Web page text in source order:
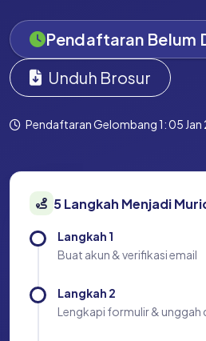
Pendaftaran Belum
Unduh Brosur
Pendaftaran Gelombang 1: 05
5 Langkah Menjadi
Langkah 1
Buat akun & verifikasi email
Langkah 2
Lengkapi formulir & unggah